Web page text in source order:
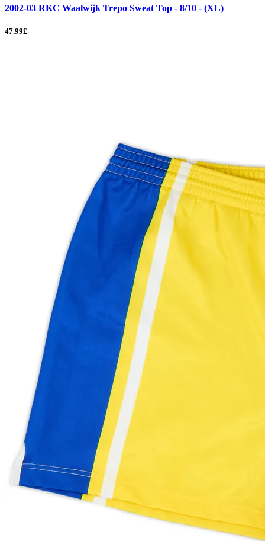
2002-03 RKC Waalwijk Trepo Sweat Top - 8/10 - (XL)
47.99£